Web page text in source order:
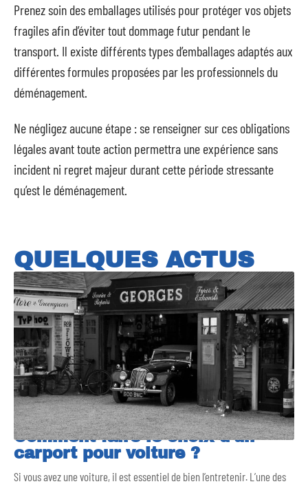
Prenez soin des emballages utilisés pour protéger vos objets
fragiles afin d’éviter tout dommage futur pendant le
transport. Il existe différents types d’emballages adaptés aux
différentes formules proposées par les professionnels du
déménagement.
Ne négligez aucune étape : se renseigner sur ces obligations
légales avant toute action permettra une expérience sans
incident ni regret majeur durant cette période stressante
qu’est le déménagement.
QUELQUES ACTUS
Comment faire le choix d’un
carport pour voiture ?
Si vous avez une voiture, il est essentiel de bien l’entretenir. L’une des